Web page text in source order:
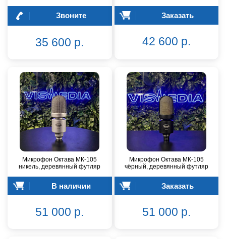
Звоните
35 600 р.
Заказать
42 600 р.
Микрофон Октава МК-105
никель, деревянный футляр
В наличии
51 000 р.
Микрофон Октава МК-105
чёрный, деревянный футляр
Заказать
51 000 р.